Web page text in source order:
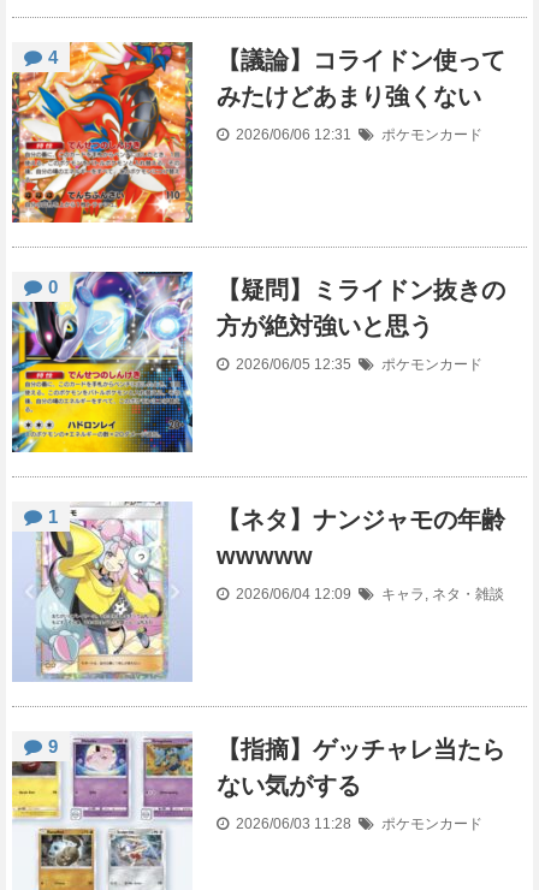
4
【議論】コライドン使って
みたけどあまり強くない
2026/06/06 12:31 ポケモンカード
0
【疑問】ミライドン抜きの
方が絶対強いと思う
2026/06/05 12:35 ポケモンカード
1
【ネタ】ナンジャモの年齢
wwwww
2026/06/04 12:09 キャラ , ネタ・雑談
9
【指摘】ゲッチャレ当たら
ない気がする
2026/06/03 11:28 ポケモンカード